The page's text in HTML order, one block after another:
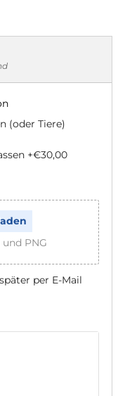
(oder Tiere)
+€30,00
PNG
per E-Mail